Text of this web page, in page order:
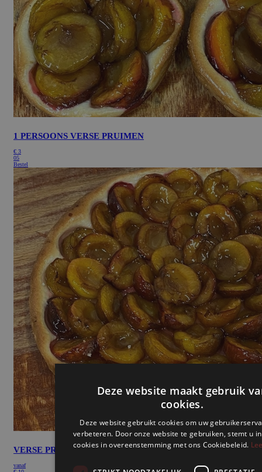
1 PERSOONS VERSE PRUIMEN
€ 3
05
Bestel
VERSE PRUIMEN
vanaf
Deze website maakt gebruik
cookies.
Deze website gebruikt cookies om uw
verbeteren. Door onze website te gebruiken, stemt u
cookies in overeenstemming met ons Cookiebeleid.